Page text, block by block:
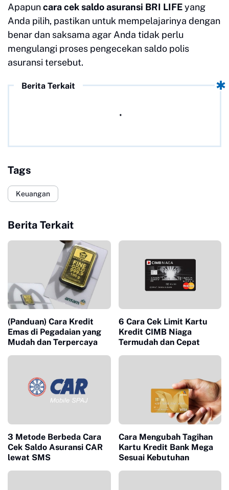
Apapuncara cek saldo asuransi BRI LIFEyang
Anda pilih, pastikan untuk mempelajarinya dengan
benar dan saksama agar Anda tidak perlu
mengulangi proses pengecekan saldo polis
asuransi tersebut.
Berita Terkait
Tags
Keuangan
Berita Terkait
(Panduan) Cara Kredit
Emas di Pegadaian yang
Mudah dan Terpercaya
6 Cara Cek Limit Kartu
Kredit CIMB Niaga
Termudah dan Cepat
3 Metode Berbeda Cara
Cek Saldo Asuransi CAR
lewat SMS
Cara Mengubah Tagihan
Kartu Kredit Bank Mega
Sesuai Kebutuhan